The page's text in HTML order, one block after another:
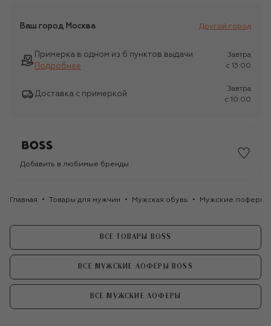
Ваш город Москва Другой город
Примерка в одном из 6 пунктов выдачи
Подробнее
Завтра
c 13:00
Доставка с примеркой
Завтра
c 10:00
Добавить в любимые бренды
Главная Товары для мужчин Мужская обувь Мужские лоферы
ВСЕ ТОВАРЫ BOSS
ВСЕ МУЖСКИЕ ЛОФЕРЫ BOSS
ВСЕ МУЖСКИЕ ЛОФЕРЫ